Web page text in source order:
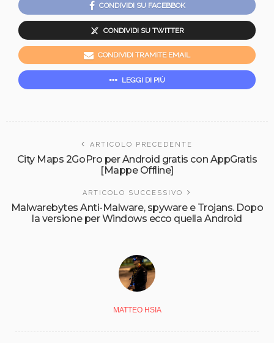
CONDIVIDI SU FACEBBOK
CONDIVIDI SU TWITTER
CONDIVIDI TRAMITE EMAIL
LEGGI DI PIÙ
ARTICOLO PRECEDENTE
City Maps 2GoPro per Android gratis con AppGratis
[Mappe Offline]
ARTICOLO SUCCESSIVO
Malwarebytes Anti-Malware, spyware e Trojans. Dopo
la versione per Windows ecco quella Android
MATTEO HSIA